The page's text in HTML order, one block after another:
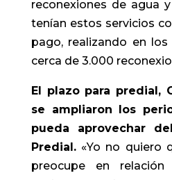
reconexiones de agua
tenían estos servicios
pago, realizando en
cerca de 3.000
El plazo para predial,
se ampliaron los
pueda aprovechar
Predial.«Yo no quiero
preocupe en